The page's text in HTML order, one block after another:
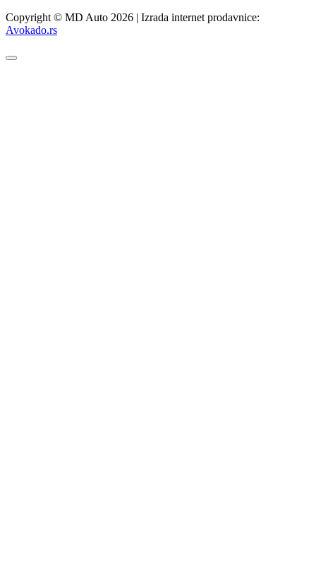
Copyright © MD Auto 2026 | Izrada internet prodavnice:
Avokado.rs